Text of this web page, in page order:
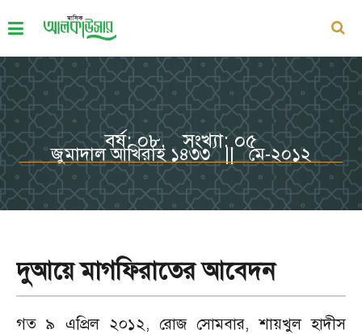
বর্ষ: ০৮, সংখ্যা: ০৫
জুমাদাল আখিরাহ ১৪৩৩ || মে-২০১২
দুআয়ে মাগফিরাতের আবেদন
গত ৯ এপ্রিল ২০১২, রোজ সোমবার, শায়খুল হাদীস